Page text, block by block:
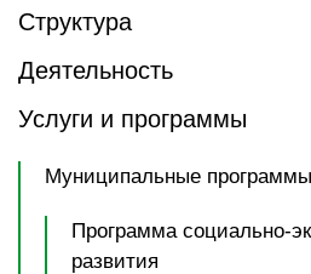
Структура
Деятельность
Услуги и программы
Муниципальные программы
Программа социально-
развития